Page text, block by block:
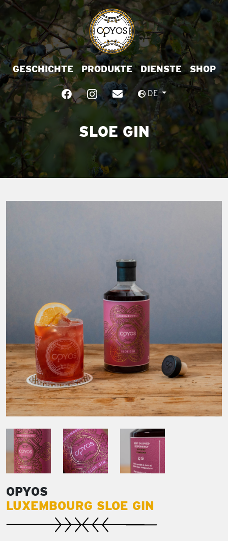
GESCHICHTE PRODUKTE DIENSTE SHOP
DE
SLOE GIN
OPYOS
LUXEMBOURG SLOE GIN